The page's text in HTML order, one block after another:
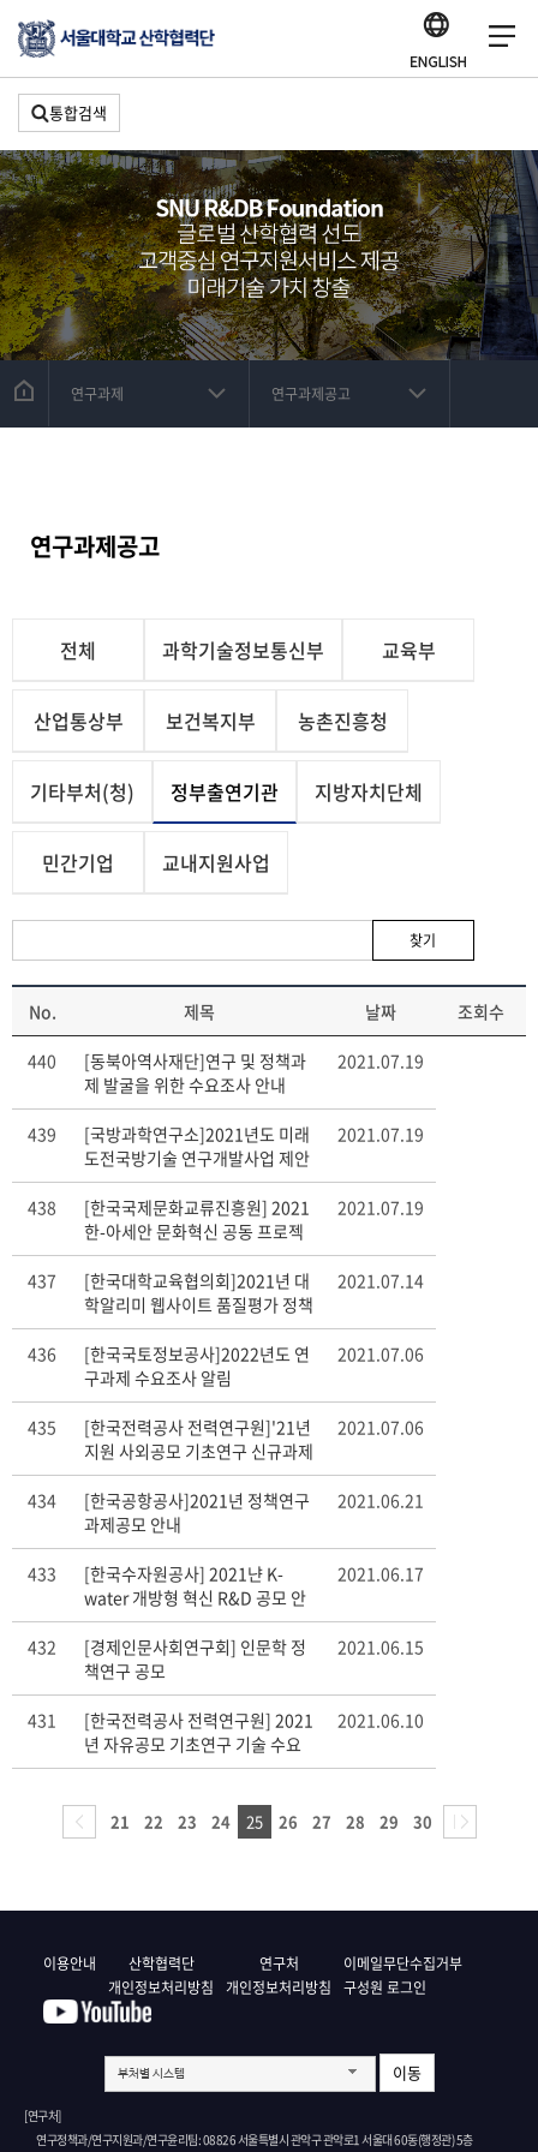
통합검색
연구과제 연구과제공고
연구과제공고
전체 과학기술정보통신부 교육부
산업통상부 보건복지부 농촌진흥청
기타부처(청) 정부출연기관 지방자치단체
민간기업 교내지원사업
찾기
No. 제목 날짜 조회수
440
[동북아역사재단]연구 및 정책과
제 발굴을 위한 수요조사 안내
2021.07.19
439
[국방과학연구소]2021년도 미래
도전국방기술 연구개발사업 제안
서 공모 안내
2021.07.19
438
[한국국제문화교류진흥원] 2021
한-아세안 문화혁신 공동 프로젝
트 제작 지원 사업 추가 공모 안내
2021.07.19
437
[한국대학교육협의회]2021년 대
학알리미 웹사이트 품질평가 정책
연구 공모 안내
2021.07.14
436
[한국국토정보공사]2022년도 연
구과제 수요조사 알림
2021.07.06
435
[한국전력공사 전력연구원]'21년
지원 사외공모 기초연구 신규과제
수행기관 모집 안내
2021.07.06
434
[한국공항공사]2021년 정책연구
과제공모 안내
2021.06.21
433
[한국수자원공사] 2021냔 K-
water 개방형 혁신 R&D 공모 안
내
2021.06.17
432
[경제인문사회연구회] 인문학 정
책연구 공모
2021.06.15
431
[한국전력공사 전력연구원] 2021
년 자유공모 기초연구 기술 수요
조사 알림
2021.06.10
21 22 23 24 25 26 27 28 29 30
이용안내
산학협력단
개인정보처리방침
연구처
개인정보처리방침
이메일무단수집거부
구성원 로그인
부처별 시스템 이동
[연구처]
연구정책과/연구지원과/연구윤리팀: 08826 서울특별시 관악구 관악로1 서울대 60동(행정관) 5층